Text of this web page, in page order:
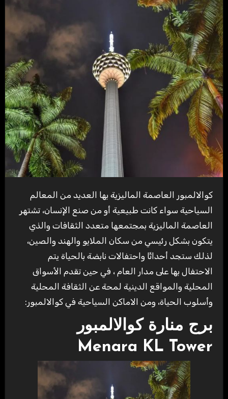
كوالالمبور العاصمة الماليزية بها العديد من المعالم
السياحية سواء كانت طبيعية أو من صنع الإنسان، تشتهر
العاصمة الماليزية بمجتمعها متعدد الثقافات والذي
يتكون بشكل رئيسي من سكان الملايو والهند والصين،
لذلك ستجد أحداثًا واحتفالات نابضة بالحياة يتم
الاحتفال بها على مدار العام ، في حين تقدم الأسواق
المحلية والمواقع الدينية لمحة عن الثقافة المحلية
وأسلوب الحياة، ومن الاماكن السياحية في كوالالمبور:
برج منارة كوالالمبور
Menara KL Tower